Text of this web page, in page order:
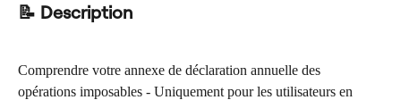
📝 Description
Comprendre votre annexe de déclaration annuelle des
opérations imposables - Uniquement pour les utilisateurs en